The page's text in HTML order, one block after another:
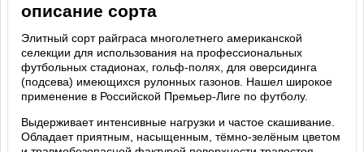
описание сорта
Элитный сорт райграса многолетнего американской
селекции для использования на профессиональных
футбольных стадионах, гольф-полях, для оверсидинга
(подсева) имеющихся рулонных газонов. Нашел широкое
применение в Российской Премьер-Лиге по футболу.
Выдерживает интенсивные нагрузки и частое скашивание.
Обладает приятным, насыщенным, тёмно-зелёным цветом